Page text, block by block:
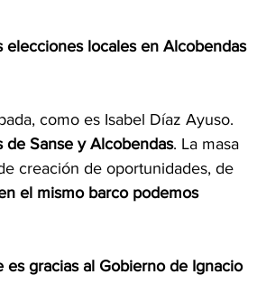
elecciones locales en Alcobendas
como es Isabel Díaz Ayuso.
de Sanse y Alcobendas. La masa
creación de oportunidades, de
el mismo barco podemos
gracias al Gobierno de Ignacio